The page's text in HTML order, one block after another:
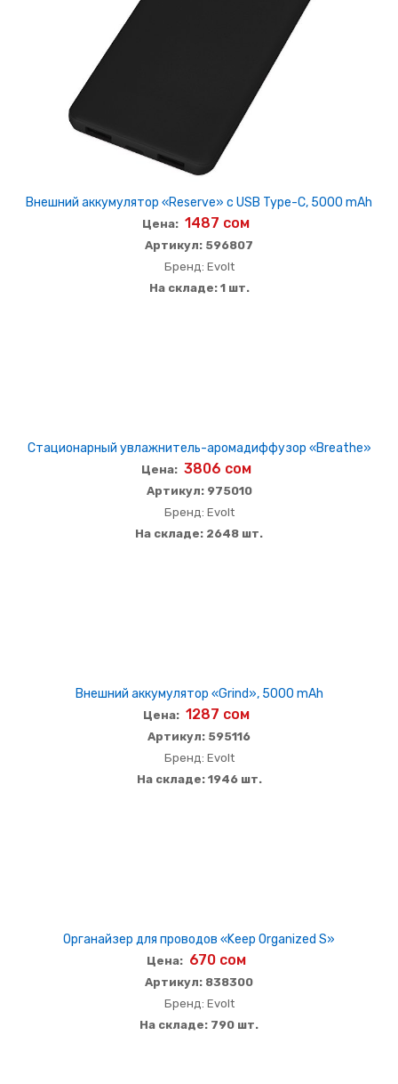
Внешний аккумулятор «Reserve» с USB Type-C, 5000 mAh
Цена: 1487 сом
Артикул: 596807
Бренд: Evolt
На складе: 1 шт.
Стационарный увлажнитель-аромадиффузор «Breathe»
Цена: 3806 сом
Артикул: 975010
Бренд: Evolt
На складе: 2648 шт.
Внешний аккумулятор «Grind», 5000 mAh
Цена: 1287 сом
Артикул: 595116
Бренд: Evolt
На складе: 1946 шт.
Органайзер для проводов «Keep Organized S»
Цена: 670 сом
Артикул: 838300
Бренд: Evolt
На складе: 790 шт.